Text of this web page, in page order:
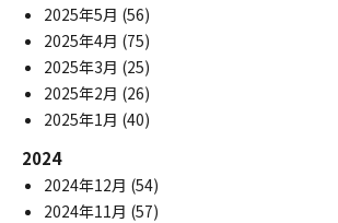
2025年5月 (56)
2025年4月 (75)
2025年3月 (25)
2025年2月 (26)
2025年1月 (40)
2024
2024年12月 (54)
2024年11月 (57)